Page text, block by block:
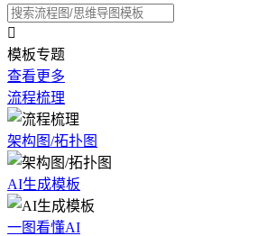

模板专题
查看更多
流程梳理
架构图/拓扑图
AI生成模板
一图看懂AI